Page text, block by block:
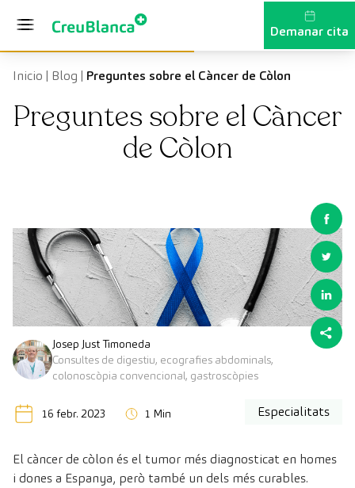
Demanar cita
Inicio | Blog | Preguntes sobre el Càncer de Còlon
Preguntes sobre el Càncer
de Còlon
Josep Just Timoneda
Consultes de digestiu, ecografies abdominals,
colonoscòpia convencional, gastroscòpies
16 febr. 2023 1 Min Especialitats
El càncer de còlon és el tumor més diagnosticat en homes
i dones a Espanya, però també un dels més curables.